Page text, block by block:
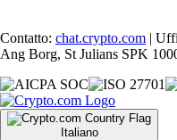
Contatto: chat.crypto.com |
Ang Borg, St Julians SPK
Italiano